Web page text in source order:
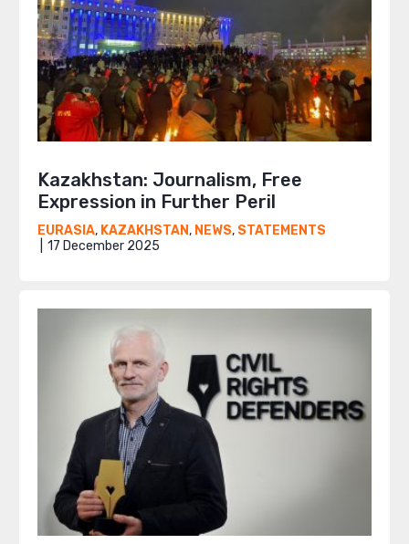
Kazakhstan: Journalism, Free
Expression in Further Peril
EURASIA, KAZAKHSTAN, NEWS, STATEMENTS
17 December 2025